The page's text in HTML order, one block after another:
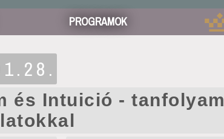
PROGRAMOK
és Intuició - tanfolyam